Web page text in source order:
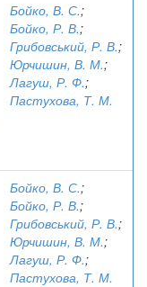
Бойко, В. С.;
Бойко, Р. В.;
Грибовський, Р. В.;
Юрчишин, В. М.;
Лагуш, Р. Ф.;
Пастухова, Т. М.
Бойко, В. С.;
Бойко, Р. В.;
Грибовський, Р. В.;
Юрчишин, В. М.;
Лагуш, Р. Ф.;
Пастухова, Т. М.